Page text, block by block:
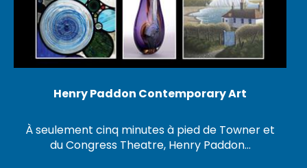
Henry Paddon Contemporary Art
À seulement cinq minutes à pied de Towner et
du Congress Theatre, Henry Paddon…